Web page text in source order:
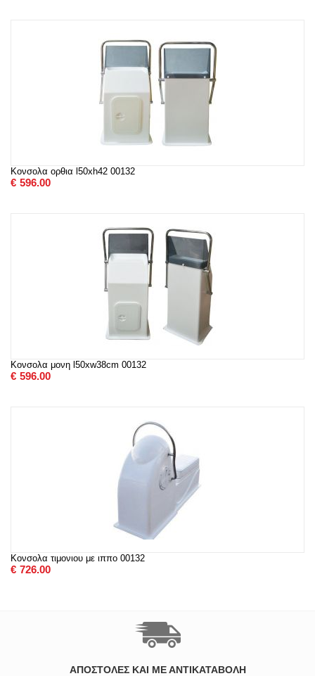
Κονσολα ορθια l50xh42 00132
€ 596.00
Κονσολα μονη l50xw38cm 00132
€ 596.00
Κονσολα τιμονιου με ιππο 00132
€ 726.00
ΑΠΟΣΤΟΛΈΣ ΚΑΙ ΜΕ ΑΝΤΙΚΑΤΑΒΟΛΗ